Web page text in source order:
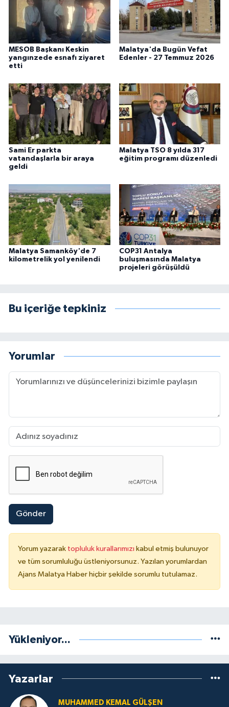
MESOB Başkanı Keskin
yangınzede esnafı ziyaret
etti
Malatya'da Bugün Vefat
Edenler - 27 Temmuz 2026
Sami Er parkta
vatandaşlarla bir araya
geldi
Malatya TSO 8 yılda 317
eğitim programı düzenledi
Malatya Samanköy'de 7
kilometrelik yol yenilendi
COP31 Antalya
buluşmasında Malatya
projeleri görüşüldü
Bu içeriğe tepkiniz
Yorumlar
Gönder
Yorum yazarak topluluk kurallarımızı kabul etmiş bulunuyor
ve tüm sorumluluğu üstleniyorsunuz. Yazılan yorumlardan
Ajans Malatya Haber hiçbir şekilde sorumlu tutulamaz.
Yükleniyor...
Yazarlar
MUHAMMED KEMAL GÜLŞEN